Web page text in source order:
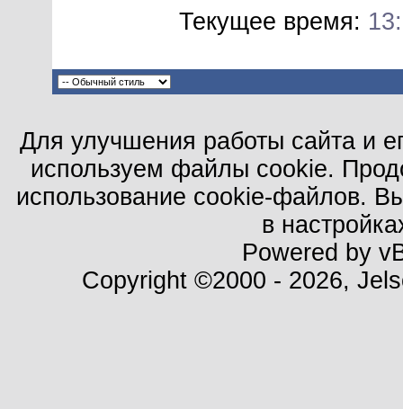
Текущее время:
Для улучшения работы сайта и
используем файлы cookie.
использование cookie-файлов.
в
Powered by
Copyright ©2000 - 2026,